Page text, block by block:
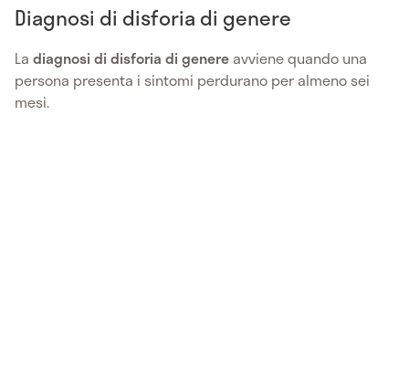
Diagnosi di disforia di genere
La diagnosi di disforia di genere avviene quando una
persona presenta i sintomi perdurano per almeno sei
mesi.